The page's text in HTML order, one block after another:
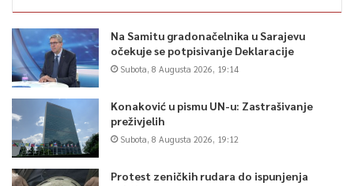
Na Samitu gradonačelnika u Sarajevu
očekuje se potpisivanje Deklaracije
Subota, 8 Augusta 2026, 19:14
Konaković u pismu UN-u: Zastrašivanje
preživjelih
Subota, 8 Augusta 2026, 19:12
Protest zeničkih rudara do ispunjenja